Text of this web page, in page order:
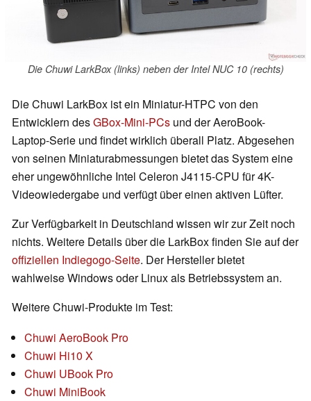
Die Chuwi LarkBox (links) neben der Intel NUC 10 (rechts)
Die Chuwi LarkBox ist ein Miniatur-HTPC von den
Entwicklern desGBox-Mini-PCs und der AeroBook-
Laptop-Serie und findet wirklich überall Platz. Abgesehen
von seinen Miniaturabmessungen bietet das System eine
eher ungewöhnliche Intel Celeron J4115-CPU für 4K-
Videowiedergabe und verfügt über einen aktiven Lüfter.
Zur Verfügbarkeit in Deutschland wissen wir zur Zeit noch
nichts. Weitere Details über die LarkBox finden Sie auf der
offiziellen Indiegogo-Seite. Der Hersteller bietet
wahlweise Windows oder Linux als Betriebssystem an.
Weitere Chuwi-Produkte im Test:
Chuwi AeroBook Pro
Chuwi Hi10 X
Chuwi UBook Pro
Chuwi MiniBook